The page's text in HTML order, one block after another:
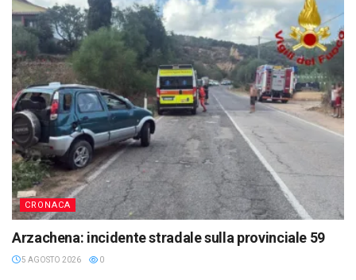
CRONACA
Arzachena: incidente stradale sulla provinciale 59
5 AGOSTO 2026 0